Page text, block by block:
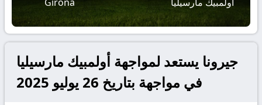
جيرونا يستعد لمواجهة أولمبيك مارسيليا
في مواجهة بتاريخ 26 يوليو 2025